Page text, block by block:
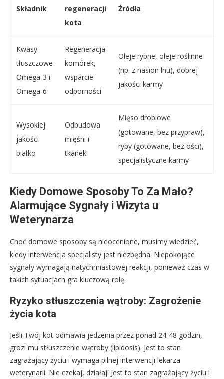
Składnik
regeneracji
kota
Źródła
Kwasy
tłuszczowe
Omega-3 i
Omega-6
Regeneracja
komórek,
wsparcie
odporności
Oleje rybne, oleje roślinne
(np. z nasion lnu), dobrej
jakości karmy
Wysokiej
jakości
białko
Odbudowa
mięśni i
tkanek
Mięso drobiowe
(gotowane, bez przypraw),
ryby (gotowane, bez ości),
specjalistyczne karmy
Kiedy Domowe Sposoby To Za Mało?
Alarmujące Sygnały i Wizyta u
Weterynarza
Choć domowe sposoby są nieocenione, musimy wiedzieć,
kiedy interwencja specjalisty jest niezbędna. Niepokojące
sygnały wymagają natychmiastowej reakcji, ponieważ czas w
takich sytuacjach gra kluczową rolę.
Ryzyko stłuszczenia wątroby: Zagrożenie
życia kota
Jeśli Twój kot odmawia jedzenia przez ponad 24-48 godzin,
grozi mu stłuszczenie wątroby (lipidosis). Jest to stan
zagrażający życiu i wymaga pilnej interwencji lekarza
weterynarii. Nie czekaj, działaj! Jest to stan zagrażający życiu i